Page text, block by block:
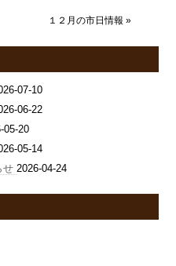
１２月の市日情報 »
07-10
06-22
05-20
05-14
せ2026-04-24